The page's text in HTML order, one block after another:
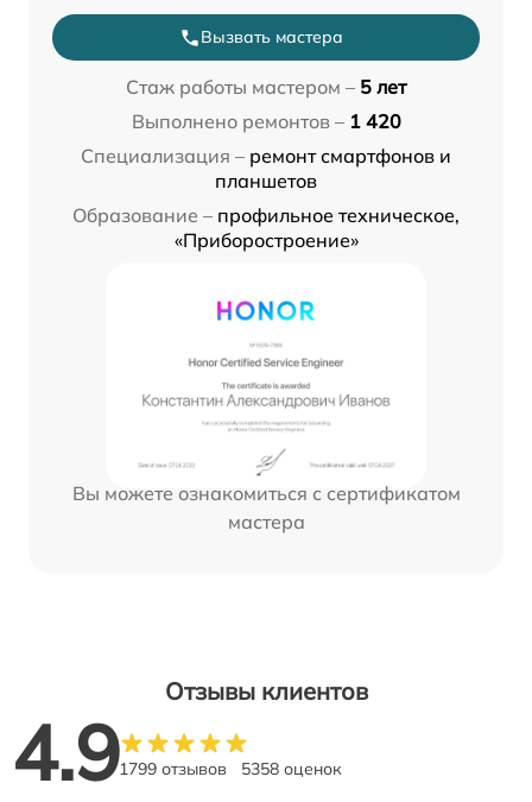
Вызвать мастера
Стаж работы мастером – 5 лет
Выполнено ремонтов – 1 420
Специализация – ремонт смартфонов и
планшетов
Образование – профильное техническое,
«Приборостроение»
Вы можете ознакомиться с сертификатом
мастера
Отзывы клиентов
4.91799 отзывов 5358 оценок